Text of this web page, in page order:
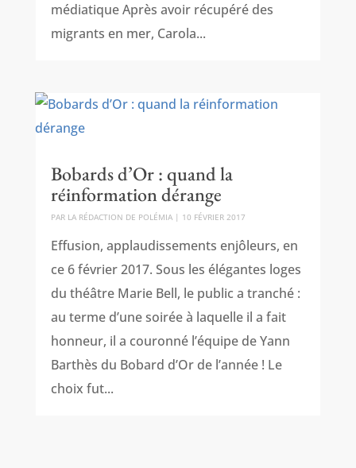
médiatique Après avoir récupéré des
migrants en mer, Carola...
Bobards d’Or : quand la
réinformation dérange
PAR LA RÉDACTION DE POLÉMIA| 10 FÉVRIER 2017
Effusion, applaudissements enjôleurs, en
ce 6 février 2017. Sous les élégantes loges
du théâtre Marie Bell, le public a tranché :
au terme d’une soirée à laquelle il a fait
honneur, il a couronné l’équipe de Yann
Barthès du Bobard d’Or de l’année ! Le
choix fut...